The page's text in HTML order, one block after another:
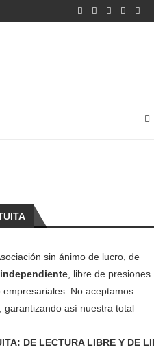
sin ánimo de lucro, de
independiente, libre de presiones
No aceptamos
garantizando así nuestra total
DE LECTURA LIBRE Y DE